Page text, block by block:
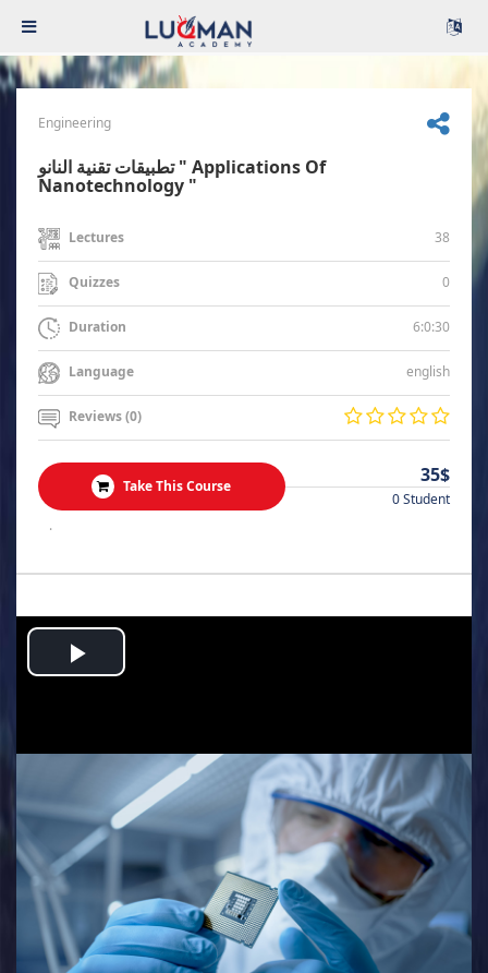
Engineering
تطبيقات تقنية النانو " Applications Of
Nanotechnology "
Lectures 38
Quizzes 0
Duration 6:0:30
Language english
Reviews (0)
Take This Course 35$
0 Student
.
Play